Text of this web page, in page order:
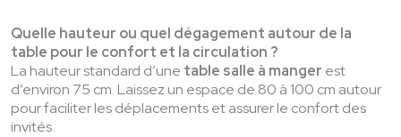
Quelle hauteur ou quel dégagement autour de la
table pour le confort et la circulation ?
La hauteur standard d’une table salle à manger est
d’environ 75 cm. Laissez un espace de 80 à 100 cm autour
pour faciliter les déplacements et assurer le confort des
invités.